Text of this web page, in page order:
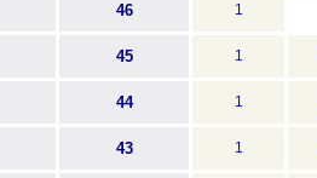
46 1
45 1
44 1
43 1